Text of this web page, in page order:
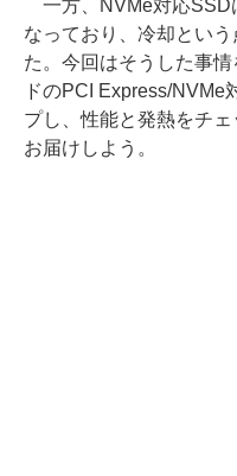
一方、NVMe対応SSD
なっており、冷却とい
た。今回はそうした事
ドのPCI Express/NVMe
プし、性能と発熱をチ
お届けしよう。